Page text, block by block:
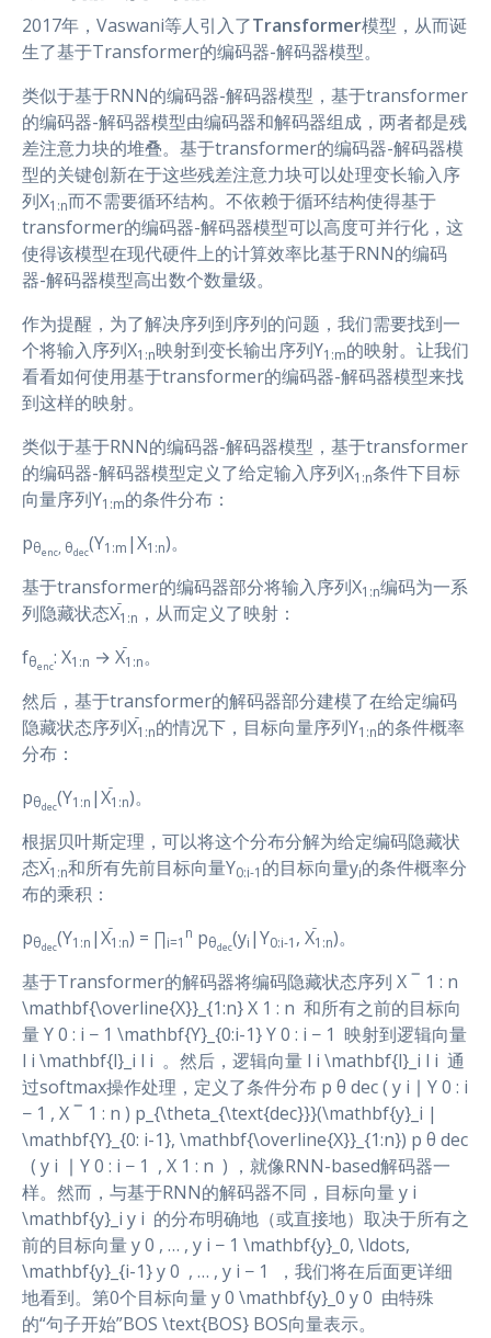
2017年，Vaswani等人引入了Transformer模型，从而诞
生了基于Transformer的编码器-解码器模型。
类似于基于RNN的编码器-解码器模型，基于transformer
的编码器-解码器模型由编码器和解码器组成，两者都是残
差注意力块的堆叠。基于transformer的编码器-解码器模
型的关键创新在于这些残差注意力块可以处理变长输入序
列X1:n而不需要循环结构。不依赖于循环结构使得基于
transformer的编码器-解码器模型可以高度可并行化，这
使得该模型在现代硬件上的计算效率比基于RNN的编码
器-解码器模型高出数个数量级。
作为提醒，为了解决序列到序列的问题，我们需要找到一
个将输入序列X1:n映射到变长输出序列Y1:m的映射。让我们
看看如何使用基于transformer的编码器-解码器模型来找
到这样的映射。
类似于基于RNN的编码器-解码器模型，基于transformer
的编码器-解码器模型定义了给定输入序列X1:n条件下目标
向量序列Y1:m的条件分布：
pθenc, θdec(Y1:m |X1:n)。
基于transformer的编码器部分将输入序列X1:n编码为一系
列隐藏状态X1:n ，从而定义了映射：
fθenc: X1:n → X1:n。
然后，基于transformer的解码器部分建模了在给定编码
隐藏状态序列X1:n的情况下，目标向量序列Y1:n的条件概率
分布：
pθdec(Y1:n |X1:n)。
根据贝叶斯定理，可以将这个分布分解为给定编码隐藏状
态X1:n和所有先前目标向量Y0:i-1 的目标向量yi的条件概率分
布的乘积：
pθdec(Y1:n |X1:n) = ∏i=1
n pθdec(yi |Y0:i-1 , X1:n)。
基于Transformer的解码器将编码隐藏状态序列 X ‾ 1 : n
\mathbf{\overline{X}}_{1:n} X 1 : n ​ 和所有之前的目标向
量 Y 0 : i − 1 \mathbf{Y}_{0:i-1} Y 0 : i − 1 ​ 映射到逻辑向量
l i \mathbf{l}_i l i ​ 。然后，逻辑向量 l i \mathbf{l}_i l i ​ 通
过softmax操作处理，定义了条件分布 p θ dec ( y i ∣ Y 0 : i
− 1 , X ‾ 1 : n ) p_{\theta_{\text{dec}}}(\mathbf{y}_i |
\mathbf{Y}_{0: i-1}, \mathbf{\overline{X}}_{1:n}) p θ dec
​ ​ ( y i ​ ∣ Y 0 : i − 1 ​ , X 1 : n ​ ) ，就像RNN-based解码器一
样。然而，与基于RNN的解码器不同，目标向量 y i
\mathbf{y}_i y i ​ 的分布明确地（或直接地）取决于所有之
前的目标向量 y 0 , … , y i − 1 \mathbf{y}_0, \ldots,
\mathbf{y}_{i-1} y 0 ​ , … , y i − 1 ​ ，我们将在后面更详细
地看到。第0个目标向量 y 0 \mathbf{y}_0 y 0 ​ 由特殊
的“句子开始”BOS \text{BOS} BOS向量表示。